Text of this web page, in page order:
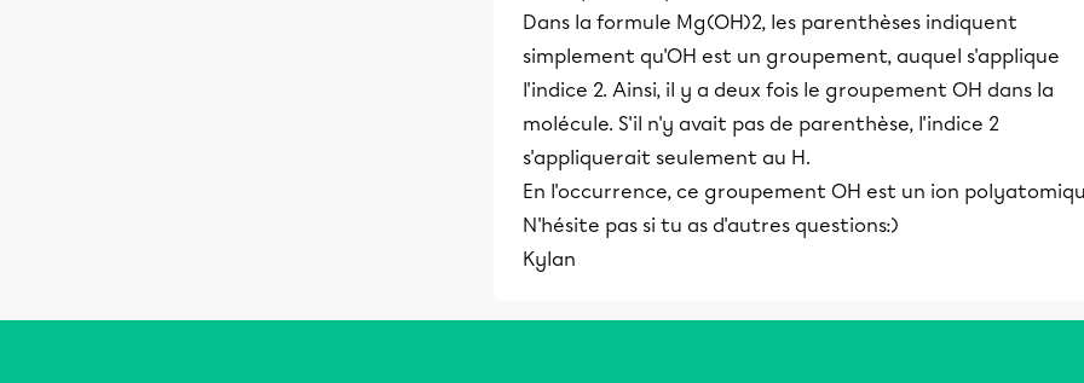
Dans la formule Mg(OH)2, les parenthèses indiquent
simplement qu'OH est un groupement, auquel s'applique
l'indice 2. Ainsi, il y a deux fois le groupement OH dans la
molécule. S'il n'y avait pas de parenthèse, l'indice 2
s'appliquerait seulement au H.
En l'occurrence, ce groupement OH est un ion
N'hésite pas si tu as d'autres questions:)
Kylan